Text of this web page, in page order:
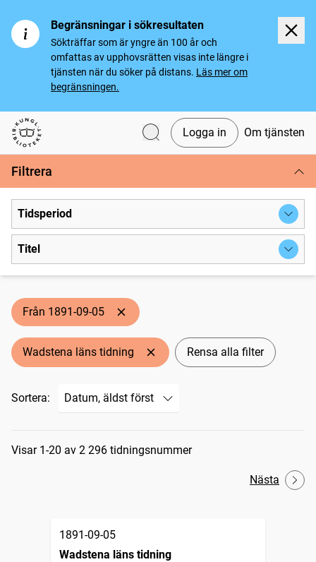
Begränsningar i sökresultaten
Sökträffar som är yngre än 100 år och
omfattas av upphovsrätten visas inte längre i
tjänsten när du söker på distans. Läs mer om
begränsningen.
Svenska tidningar
Logga in Om tjänsten
Filtrera
Tidsperiod
Titel
Från 1891-09-05
Wadstena läns tidning Rensa alla filter
Sortera:
Sökresultat
Visar 1-20 av 2 296 tidningsnummer
Nästa
1891-09-05
Wadstena läns tidning